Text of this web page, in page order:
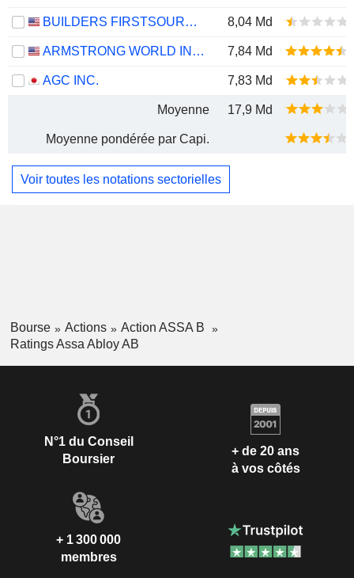
BUILDERS FIRSTSOURCE, INC. 8,04 Md
ARMSTRONG WORLD INDUSTRIES, INC. 7,84 Md
AGC INC. 7,83 Md
Moyenne 17,9 Md
Moyenne pondérée par Capi.
Voir toutes les notations sectorielles
Bourse Actions
Action ASSA B
Ratings Assa Abloy AB
N°1 du Conseil
Boursier
+ de 20 ans
à vos côtés
+ 1 300 000
membres